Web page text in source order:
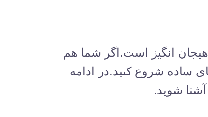
هیجان انگیز است.اگر شما هم
ساده شروع کنید.در ادامه
آشنا شوید.